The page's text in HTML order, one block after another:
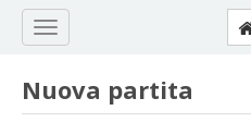
Nuova partita